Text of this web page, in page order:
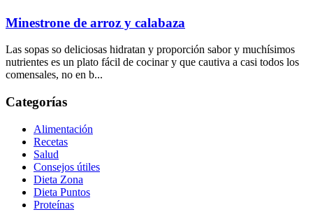
Minestrone de arroz y calabaza
Las sopas so deliciosas hidratan y proporción sabor y muchísimos
nutrientes es un plato fácil de cocinar y que cautiva a casi todos los
comensales, no en b...
Categorías
Alimentación
Recetas
Salud
Consejos útiles
Dieta Zona
Dieta Puntos
Proteínas